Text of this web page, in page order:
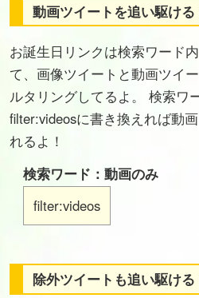
動画ツイートを追い駆ける
お誕生日リンクは検索ワード
て、画像ツイートと動画ツイ
ルタリングしてるよ。 検索ワ
filter:videosに書き換えれば動
れるよ！
検索ワード：動画のみ
filter:videos
除外ツイートも追い駆ける